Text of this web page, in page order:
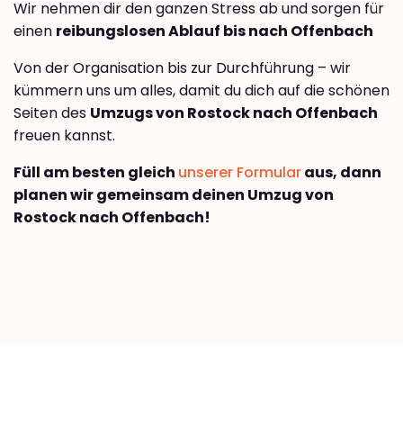
Wir nehmen dir den ganzen Stress ab und sorgen für
einen reibungslosen Ablauf bis nach Offenbach
Von der Organisation bis zur Durchführung – wir
kümmern uns um alles, damit du dich auf die schönen
Seiten des Umzugs von Rostock nach Offenbach
freuen kannst.
Füll am besten gleich unserer Formularaus, dann
planen wir gemeinsam deinen Umzug von
Rostock nach Offenbach!